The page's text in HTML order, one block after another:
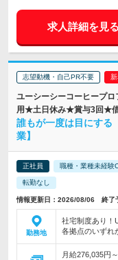
求人詳細を見る
志望動機・自己PR不要
ユーシーシーコーヒープ
用★土日休み★賞与3回★借
誰もが一度は目にする
業】
正社員 職種・業種未経験
転勤なし
情報更新日：2026/08/06 終了
勤務地
社宅制度あり！
各拠点のいずれ
月給276,035円